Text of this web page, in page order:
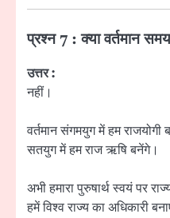
प्रश्न 7 : क्या वर्तमान
उत्तर :
नहीं।
वर्तमान संगमयुग में हम
सतयुग में हम राज ऋषि बनेंगे।
अभी हमारा पुरुषार्थ स्वयं पर
हमें विश्व राज्य का अधिकारी